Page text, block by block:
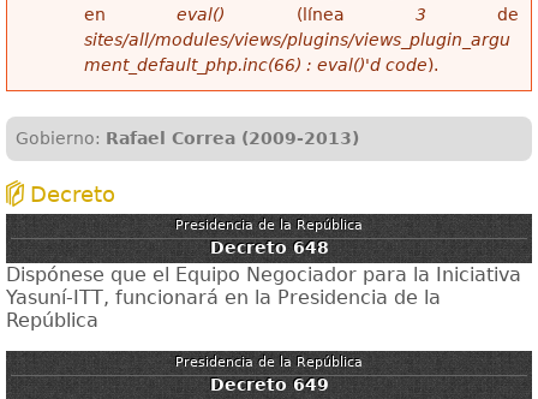
eneval() (línea 3 de
sites/all/modules/views/plugins/views_plugin_argu
ment_default_php.inc(66) : eval()'d code).
Gobierno: Rafael Correa (2009-2013)
Decreto
Presidencia de la República
Decreto 648
Dispónese que el Equipo Negociador para la Iniciativa
Yasuní-ITT, funcionará en la Presidencia de la
República
Presidencia de la República
Decreto 649